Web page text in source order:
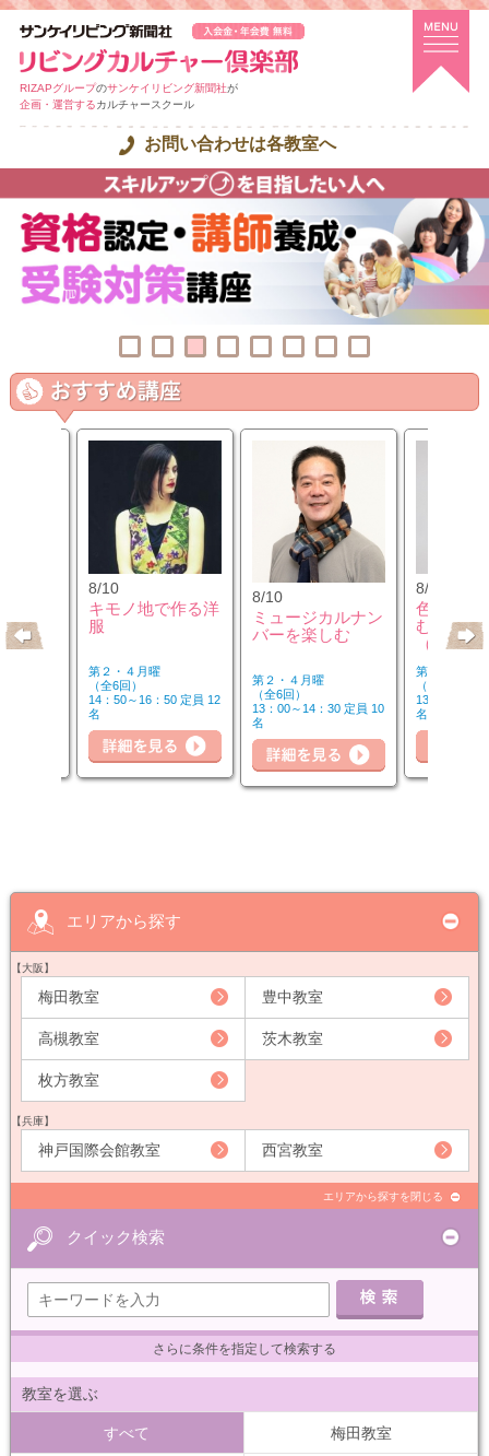
RIZAPグループのサンケイリビング新聞社が
企画・運営するカルチャースクール
お問い合わせは各教室へ
8/10
キモノ地で作る洋
服
第２・４月曜
（全6回）
14：50～16：50 定員 12
名
8/10
ミュージカルナン
バーを楽しむ
第２・４月曜
（全6回）
13：00～14：30 定員 10
名
8/12
色のチカ
むカラー
（第2水
第２水曜
（全3回）
13：00～14
名
詳細を見る 詳細を見る
エリアから探す
【大阪】
梅田教室 豊中教室
高槻教室 茨木教室
枚方教室
【兵庫】
神戸国際会館教室 西宮教室
エリアから探すを閉じる
クイック検索
さらに条件を指定して検索する
教室を選ぶ
すべて 梅田教室